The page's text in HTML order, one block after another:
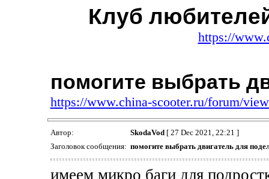
Клуб
https://
помогите выбрать
https://www.china-scooter.ru/forum/
Автор: SkodaVod[ 27 Dec 2021, 22:21 ]
Заголовок сообщения: помогите выбрать двигатель для
имеем микро баги для